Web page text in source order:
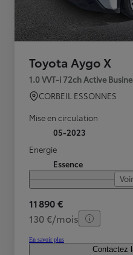
Toyota Aygo X
1.0 VVT-i 72ch Active
CORBEIL ESSONNES
Mise en circulation
05-2023
Energie
Essence
11 890 €
130 €/mois
En savoir plus
Contactez